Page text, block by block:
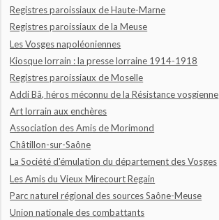
Registres paroissiaux de Haute-Marne
Registres paroissiaux de la Meuse
Les Vosges napoléoniennes
Kiosque lorrain : la presse lorraine 1914-1918
Registres paroissiaux de Moselle
Addi Bâ, héros méconnu de la Résistance vosgienne
Art lorrain aux enchères
Association des Amis de Morimond
Châtillon-sur-Saône
La Société d'émulation du département des Vosges
Les Amis du Vieux Mirecourt Regain
Parc naturel régional des sources Saône-Meuse
Union nationale des combattants